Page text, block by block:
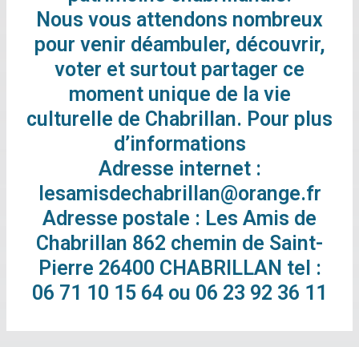
Nous vous attendons nombreux
pour venir déambuler, découvrir,
voter et surtout partager ce
moment unique de la vie
culturelle de Chabrillan. Pour plus
d’informations
Adresse internet :
lesamisdechabrillan@orange.fr
Adresse postale : Les Amis de
Chabrillan 862 chemin de Saint-
Pierre 26400 CHABRILLAN tel :
06 71 10 15 64 ou 06 23 92 36 11